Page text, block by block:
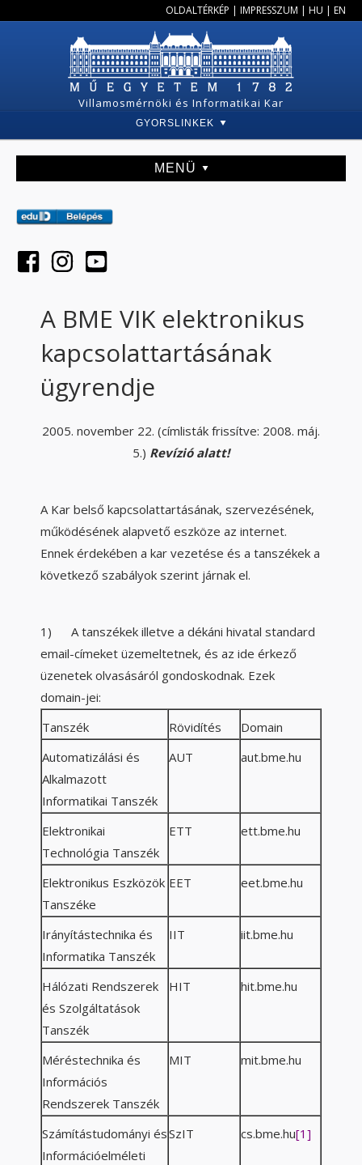
OLDALTÉRKÉP | IMPRESSZUM | HU | EN
Villamosmérnöki és Informatikai Kar
GYORSLINKEK
MENÜ
A BME VIK elektronikus
kapcsolattartásának
ügyrendje
2005. november 22. (címlisták frissítve: 2008. máj.
5.) Revízió alatt!
A Kar belső kapcsolattartásának, szervezésének,
működésének alapvető eszköze az internet.
Ennek érdekében a kar vezetése és a tanszékek a
következő szabályok szerint járnak el.
1) A tanszékek illetve a dékáni hivatal standard
email-címeket üzemeltetnek, és az ide érkező
üzenetek olvasásáról gondoskodnak. Ezek
domain-jei:
Tanszék
Rövidítés
Domain
Automatizálási és
Alkalmazott
Informatikai Tanszék
AUT aut.bme.hu
Elektronikai
Technológia Tanszék
ETT ett.bme.hu
Elektronikus Eszközök
Tanszéke
EET eet.bme.hu
Irányítástechnika és
Informatika Tanszék
IIT iit.bme.hu
Hálózati Rendszerek
és Szolgáltatások
Tanszék
HIT hit.bme.hu
Méréstechnika és
Információs
Rendszerek Tanszék
MIT mit.bme.hu
Számítástudományi és
Információelméleti
SzIT cs.bme.hu[1]